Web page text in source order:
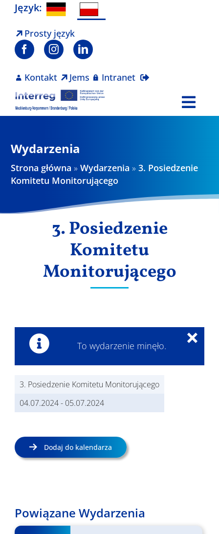
Skip
content
Język:
Prosty język
Kontakt Jems Intranet
Projekty
Wyniki
Wydarzenia
Strona główna »Wydarzenia »3. Posiedzenie
Komitetu Monitorującego
3. Posiedzenie
Komitetu
Monitorującego
To wydarzenie minęło.
×
3. Posiedzenie Komitetu Monitorującego
04.07.2024- 05.07.2024
Dodaj do kalendarza
Powiązane Wydarzenia